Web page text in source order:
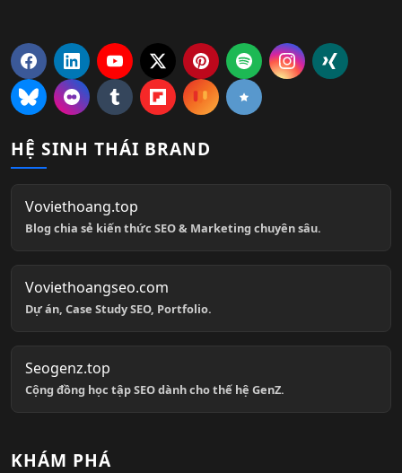
HỆ SINH THÁI BRAND
Voviethoang.top
Blog chia sẻ kiến thức SEO & Marketing chuyên sâu.
Voviethoangseo.com
Dự án, Case Study SEO, Portfolio.
Seogenz.top
Cộng đồng học tập SEO dành cho thế hệ GenZ.
KHÁM PHÁ